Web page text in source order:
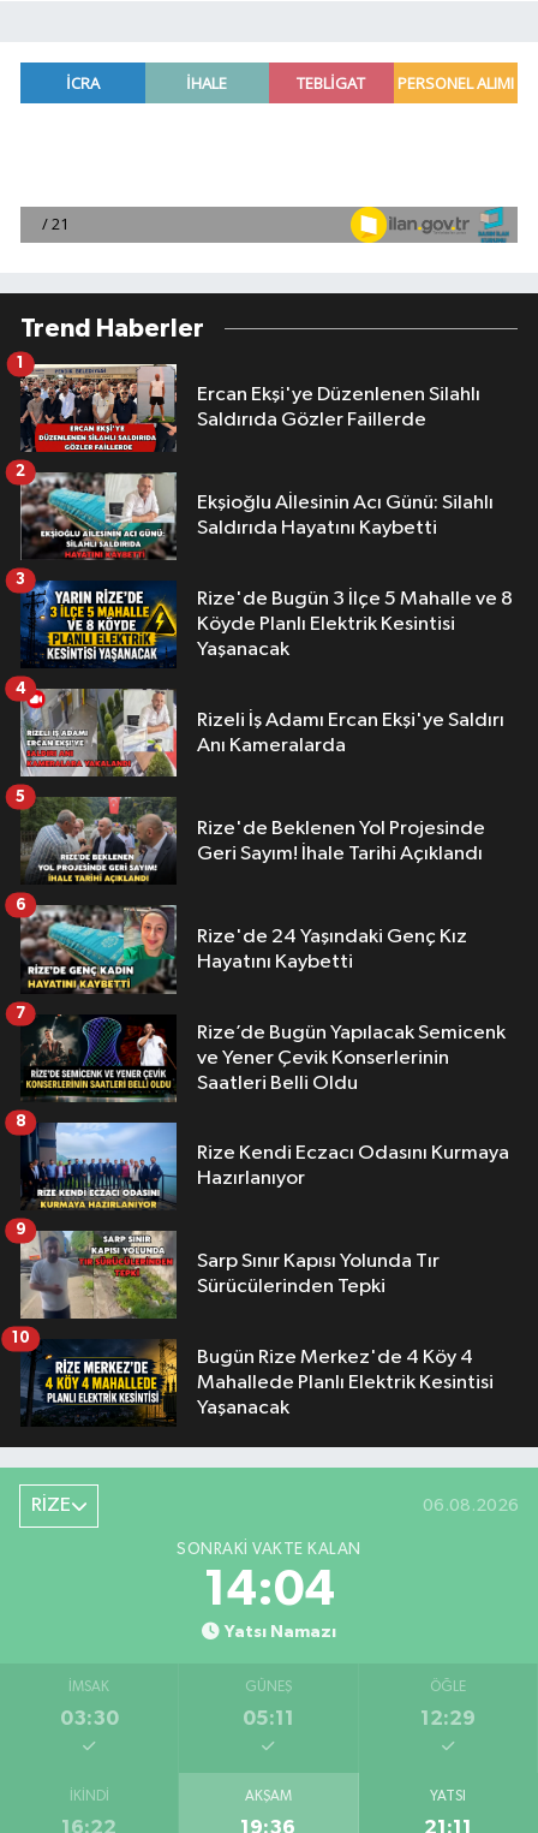
Trend Haberler
Ercan Ekşi'ye Düzenlenen Silahlı
Saldırıda Gözler Faillerde
1
Ekşioğlu Aİlesinin Acı Günü: Silahlı
Saldırıda Hayatını Kaybetti
2
Rize'de Bugün 3 İlçe 5 Mahalle ve 8
Köyde Planlı Elektrik Kesintisi
Yaşanacak
3
Rizeli İş Adamı Ercan Ekşi'ye Saldırı
Anı Kameralarda
4
Rize'de Beklenen Yol Projesinde
Geri Sayım! İhale Tarihi Açıklandı
5
Rize'de 24 Yaşındaki Genç Kız
Hayatını Kaybetti
6
Rize’de Bugün Yapılacak Semicenk
ve Yener Çevik Konserlerinin
Saatleri Belli Oldu
7
Rize Kendi Eczacı Odasını Kurmaya
Hazırlanıyor
8
Sarp Sınır Kapısı Yolunda Tır
Sürücülerinden Tepki
9
Bugün Rize Merkez'de 4 Köy 4
Mahallede Planlı Elektrik Kesintisi
Yaşanacak
10
RİZE 06.08.2026
SONRAKI VAKTE KALAN
14:03
Yatsı Namazı
İMSAK
03:30
GÜNEŞ
05:11
ÖĞLE
12:29
İKINDI
16:22
AKŞAM
19:36
YATSI
21:11